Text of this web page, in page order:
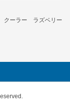
クーラー ラズベリー